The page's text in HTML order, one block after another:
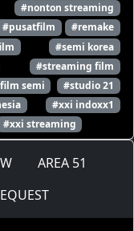
#nonton streaming
#pusatfilm
#remake
#semi korea
#streaming film
semi
#studio 21
#xxi indoxx1
#xxi streaming
AREA 51